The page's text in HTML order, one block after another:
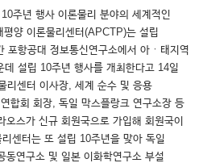
주년 행사 이론물리 분야의 세계적인
양 이론물리센터(APCTP)는 설립
포항공대 정보통신연구소에서 아ㆍ태지역
설립 10주년 행사를 개최한다고 14일
리센터 이사장, 세계 순수 및 응용
합회 회장, 독일 막스플랑크 연구소장 등
스가 신규 회원국으로 가입해 회원국이
센터는 또 설립 10주년을 맞아 독일
동연구소 및 일본 이화학연구소 부설